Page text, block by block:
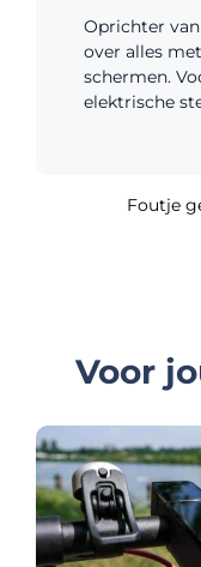
Oprichter
over alles
schermen.
elektrische
Foutje
Voor